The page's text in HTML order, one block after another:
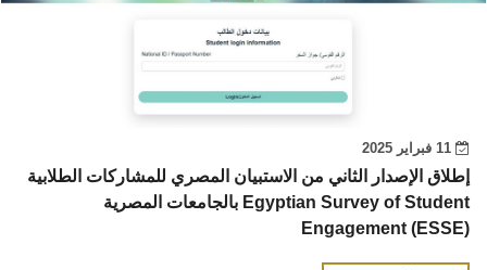
إطلاق الإصدار الثاني من الاستبيان المصري للمشاركات الطلابية
بالجامعات المصرية Egyptian Survey of Student
Engagement (ESSE)